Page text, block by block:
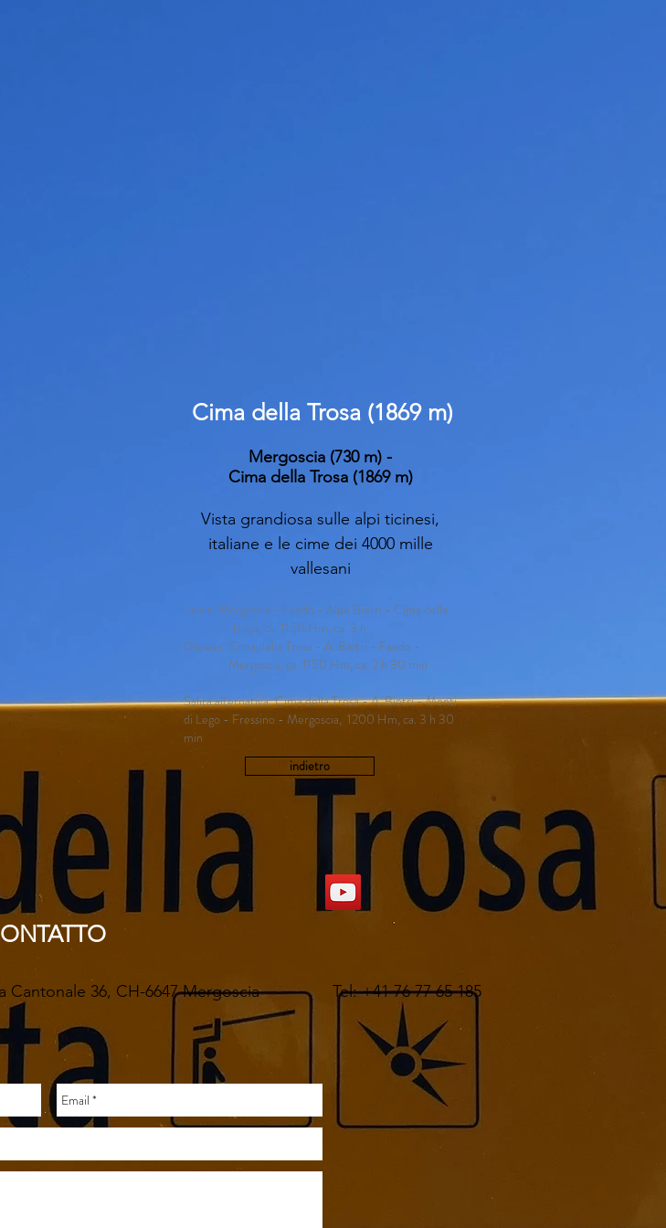
Cima della Trosa (1869 m)
Mergoscia (730 m) -
Cima della Trosa (1869 m)
Vista grandiosa sulle alpi ticinesi,
italiane e le cime dei 4000 mille
vallesani
Salita: Mergoscia - Faedo - Alpe Bietri - Cima della
Trosa, ca. 1150 Hm, ca. 3 h
Discesa: Cima della Trosa - A. Bietri - Faedo -
Mergoscia, ca. 1150 Hm, ca. 2 h 30 min
Salita alternativa: Cima della Trosa - A. Bietri - Monti
di Lego - Fressino - Mergoscia, 1200 Hm, ca. 3 h 30
min
indietro
Tel: +41 76 77 65 185
Cantonale 36, CH-6647 Mergoscia